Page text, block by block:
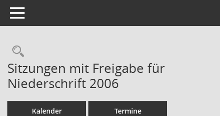
Toggle navigation
Rechercheauswahl
Sitzungen mit Freigabe für
Niederschrift 2006
Kalender Termine